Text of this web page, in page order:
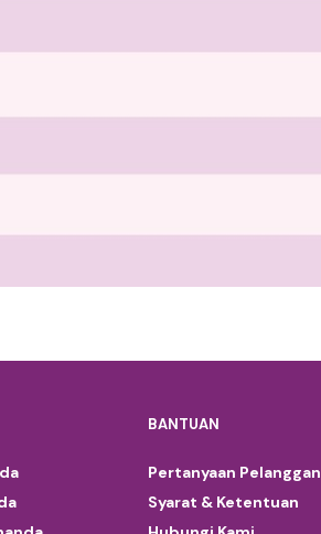
BANTUAN
Pertanyaan Pelanggan
Syarat & Ketentuan